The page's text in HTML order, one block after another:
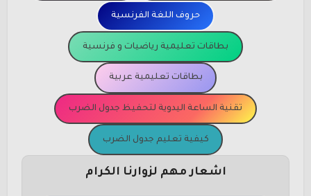
حروف اللغة الفرنسية
بطاقات تعليمية رياضيات و فرنسية
بطاقات تعليمية عربية
تقنية الساعة اليدوية لتحفيظ جدول الضرب
كيفية تعليم جدول الضرب
اشعار مهم لزوارنا الكرام